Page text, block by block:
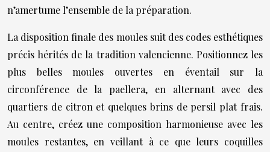
n’amertume l’ensemble de la préparation.
La disposition finale des moules suit des codes esthétiques
précis hérités de la tradition valencienne. Positionnez les
plus belles moules ouvertes en éventail sur la
circonférence de la paellera, en alternant avec des
quartiers de citron et quelques brins de persil plat frais.
Au centre, créez une composition harmonieuse avec les
moules restantes, en veillant à ce que leurs coquilles